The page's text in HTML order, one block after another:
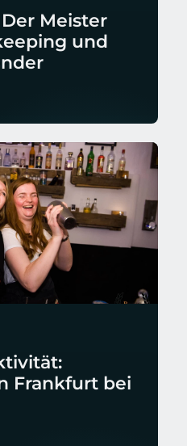
Meister
und
Frankfurt bei